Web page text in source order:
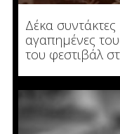
Δέκα
αγαπημένες
του φεστιβάλ